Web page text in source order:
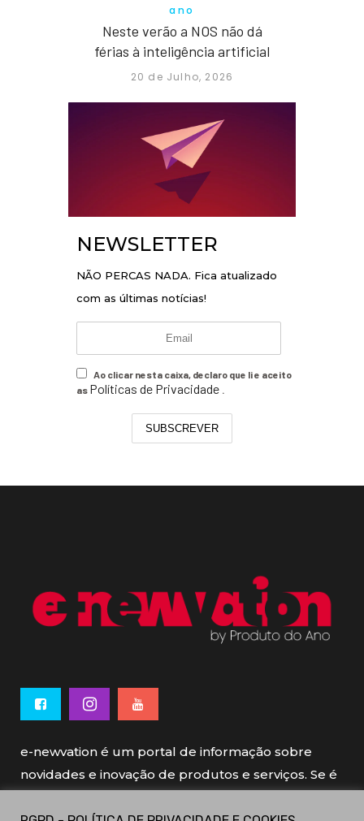
ano
Neste verão a NOS não dá
férias à inteligência artificial
20 de Julho, 2026
NEWSLETTER
NÃO PERCAS NADA. Fica atualizado
com as últimas notícias!
Ao clicar nesta caixa, declaro que li e aceito
as Políticas de Privacidade
SUBSCREVER
e-newvation é um portal de informação sobre
novidades e inovação de produtos e serviços. Se é